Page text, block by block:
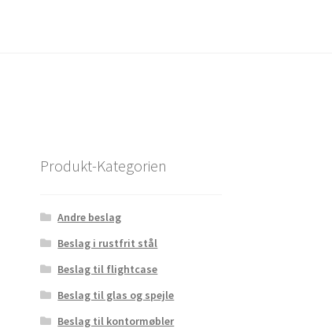
Produkt-Kategorien
Andre beslag
Beslag i rustfrit stål
Beslag til flightcase
Beslag til glas og spejle
Beslag til kontormøbler